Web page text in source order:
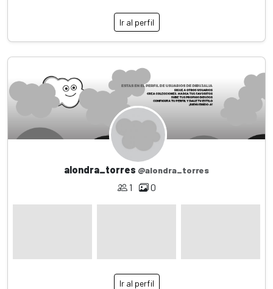
Ir al perfil
alondra_torres @alondra_torres
1 0
Ir al perfil